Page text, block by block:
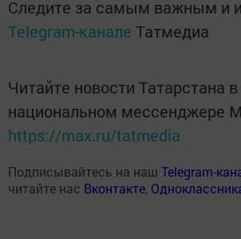
Следите за самым важным и
Telegram-канале Татмедиа
Читайте новости Татарстана в
национальном мессенджере
https://max.ru/tatmedia
Подписывайтесь на наш Telegram-
читайте нас Вконтакте,